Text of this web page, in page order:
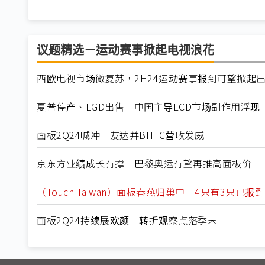
议题精选－运动赛事掀起电视浪花
西欧电视市场微复苏，2H24运动赛事报到可望掀起
夏普停产、LGD出售 中国主导LCD市场副作用浮现
面板2Q24喊冲 友达并BHTC营收发威
京东方业绩成长有撑 巴黎奥运有望再推高面板价
（Touch Taiwan）面板春燕归巢中 4只有3只已报到
面板2Q24持续展欢颜 转折观察点落季末